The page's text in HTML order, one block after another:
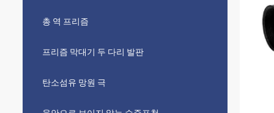
총 역 프리즘
프리즘 막대기 두 다리 발판
탄소섬유 망원 극